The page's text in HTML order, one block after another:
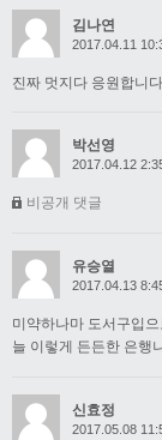
김나연
2017.04.11
진짜 멋지다 응원합니
박선영
2017.04.12
비공개 댓글
유승열
2017.04.13
미약하나마 도서구입
늘 이렇게 든든한 은행
신효정
2017.05.08